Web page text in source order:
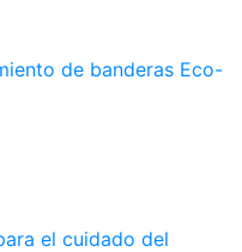
de banderas Eco-
el cuidado del